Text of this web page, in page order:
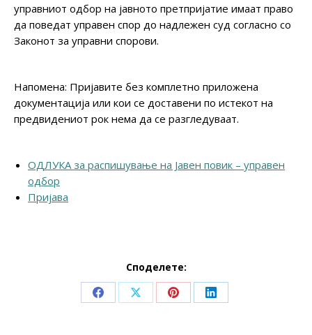
управниот одбор на јавното претпријатие имаат право
да поведат управен спор до надлежен суд согласно со
Законот за управни спорови.
Напомена: Пријавите без комплетно приложена
документација или кои се доставени по истекот на
предвидениот рок нема да се разгледуваат.
ОДЛУКА за распишување на Јавен повик – управен
одбор
Пријава
Споделете:
Share Share Share Share